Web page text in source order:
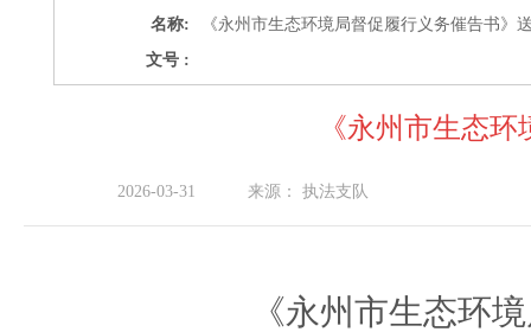
名称:
《永州市生态环境局督促履行义务催告书》
文号 :
《永州市生态
2026-03-31 来源： 执法支队
《永州市生态环